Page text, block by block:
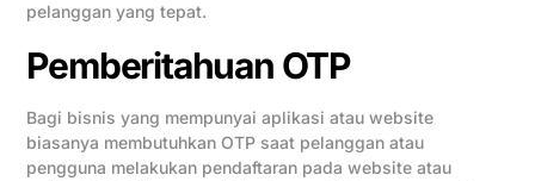
pelanggan yang tepat.
Pemberitahuan OTP
Bagi bisnis yang mempunyai aplikasi atau website
biasanya membutuhkan OTP saat pelanggan atau
pengguna melakukan pendaftaran pada website atau